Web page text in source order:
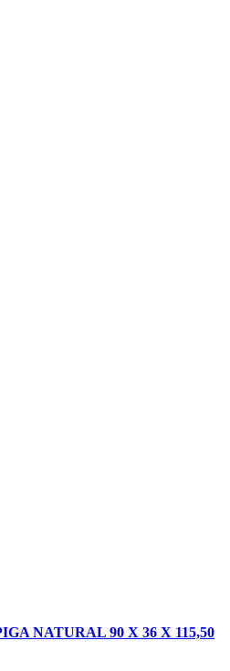
NATURAL 90 X 36 X 115,50